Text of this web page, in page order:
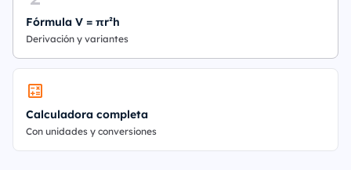
Fórmula V = πr²h
Derivación y variantes
Calculadora completa
Con unidades y conversiones